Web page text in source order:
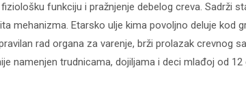
funkciju i pražnjenje debelog creva. Sadrži
mehanizma. Etarsko ulje kima povoljno deluje
rad organa za varenje, brži prolazak crevnog
namenjen trudnicama, dojiljama i deci mlađoj od 12